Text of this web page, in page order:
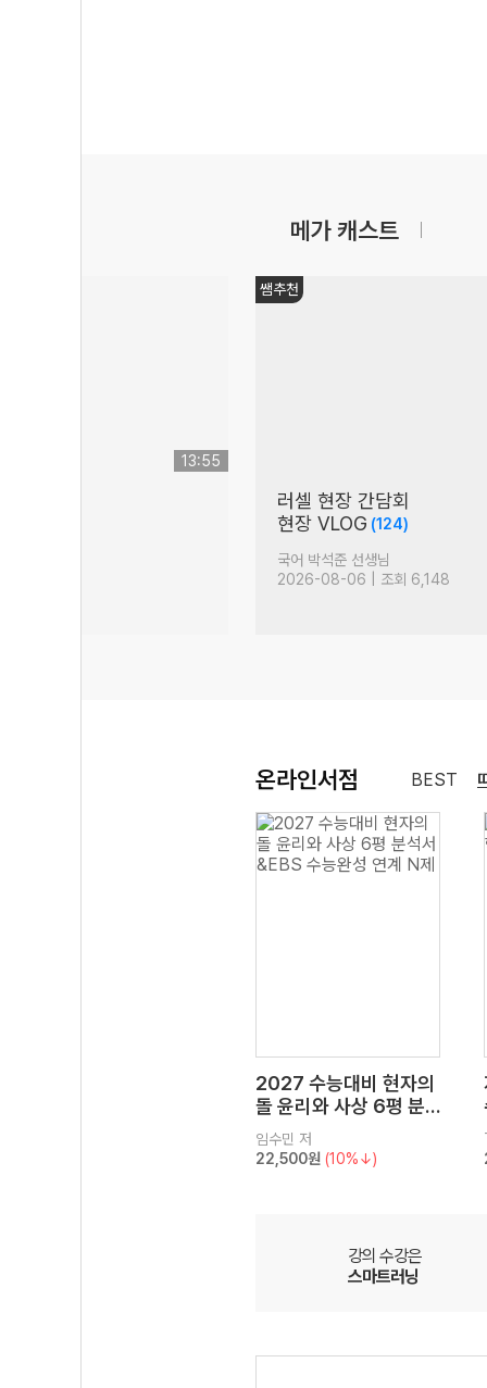
메가 캐스트
13:55
쌤추천
러셀 현장 간담회
현장 VLOG (124)
국어 박석준 선생님
2026-08-06 | 조회 6,148
온라인서점 BEST
2027 수능대비 현자의
돌 윤리와 사상 6평 분
석서&EBS 수능완성 연
계 N제
임수민 저
22,500원 (10%↓)
강의 수강은
스마트러닝